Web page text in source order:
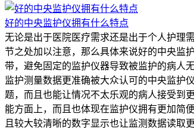
好的中央监护仪拥有什么特点
无论是出于医院医疗需求还是出于个人护理
节之处加以注意，那么具体来说好的中央监
带，避免固定的监护仪器导致被监护的病人
监护测量数据更准确被大众认可的中央监护
题，而且也能让情况不太乐观的病人接受到
能方面上，而且也体现在监护仪拥有更加简
且较大较清晰的数字显示也让监测数据读取